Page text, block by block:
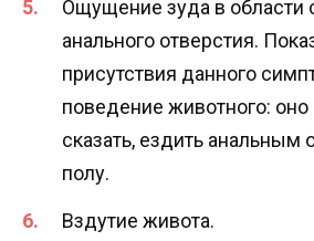
Ощущение зуда в области
анального отверстия.
присутствия данного
поведение животного: оно
сказать, ездить анальным
полу.
Вздутие живота.